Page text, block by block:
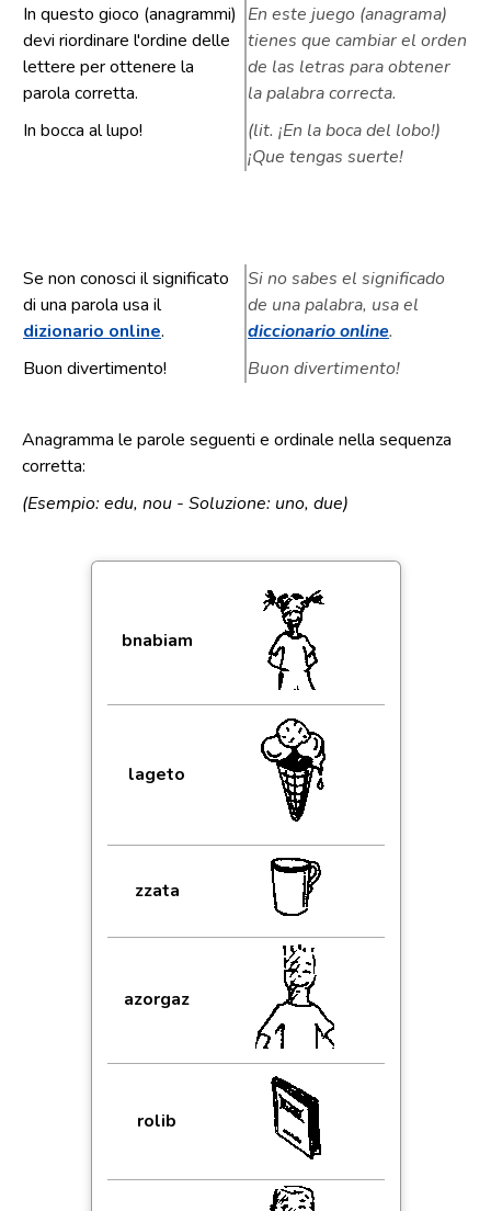
In questo gioco (anagrammi)
devi riordinare l'ordine delle
lettere per ottenere la
parola corretta.
In bocca al lupo!
En este juego (anagrama)
tienes que cambiar el orden
de las letras para obtener
la palabra correcta.
(lit. ¡En la boca del lobo!)
¡Que tengas suerte!
Se non conosci il significato
di una parola usa il
dizionario online.
Buon divertimento!
Si no sabes el significado
de una palabra, usa el
diccionario online.
Buon divertimento!
Anagramma le parole seguenti e ordinale nella sequenza
corretta:
(Esempio: edu, nou - Soluzione: uno, due)
bnabiam
lageto
zzata
azorgaz
rolib